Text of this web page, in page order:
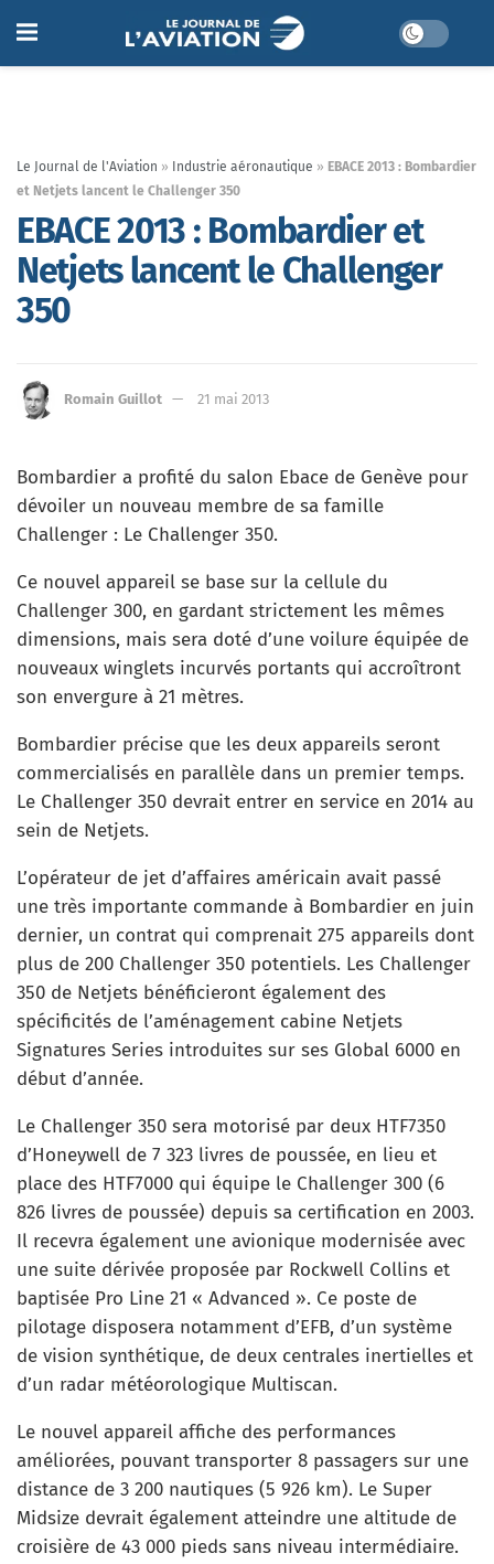
Le Journal de l'Aviation » Industrie aéronautique » EBACE 2013 : Bombardier
et Netjets lancent le Challenger 350
EBACE 2013 : Bombardier et
Netjets lancent le Challenger
350
Romain Guillot 21 mai 2013
Bombardier a profité du salon Ebace de Genève pour
dévoiler un nouveau membre de sa famille
Challenger : Le Challenger 350.
Ce nouvel appareil se base sur la cellule du
Challenger 300, en gardant strictement les mêmes
dimensions, mais sera doté d’une voilure équipée de
nouveaux winglets incurvés portants qui accroîtront
son envergure à 21 mètres.
Bombardier précise que les deux appareils seront
commercialisés en parallèle dans un premier temps.
Le Challenger 350 devrait entrer en service en 2014 au
sein de Netjets.
L’opérateur de jet d’affaires américain avait passé
une très importante commande à Bombardier en juin
dernier, un contrat qui comprenait 275 appareils dont
plus de 200 Challenger 350 potentiels. Les Challenger
350 de Netjets bénéficieront également des
spécificités de l’aménagement cabine Netjets
Signatures Series introduites sur ses Global 6000 en
début d’année.
Le Challenger 350 sera motorisé par deux HTF7350
d’Honeywell de 7 323 livres de poussée, en lieu et
place des HTF7000 qui équipe le Challenger 300 (6
826 livres de poussée) depuis sa certification en 2003.
Il recevra également une avionique modernisée avec
une suite dérivée proposée par Rockwell Collins et
baptisée Pro Line 21 « Advanced ». Ce poste de
pilotage disposera notamment d’EFB, d’un système
de vision synthétique, de deux centrales inertielles et
d’un radar météorologique Multiscan.
Le nouvel appareil affiche des performances
améliorées, pouvant transporter 8 passagers sur une
distance de 3 200 nautiques (5 926 km). Le Super
Midsize devrait également atteindre une altitude de
croisière de 43 000 pieds sans niveau intermédiaire.